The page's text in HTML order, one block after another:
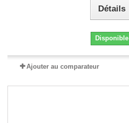
Détails
Disponible
Ajouter au comparateur